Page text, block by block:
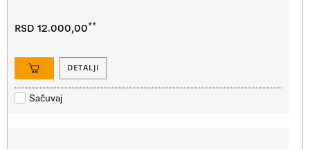
RSD 12.000,00**
DETALJI
Sačuvaj